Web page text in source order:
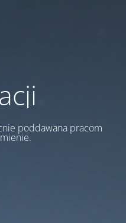
poddawana pracom